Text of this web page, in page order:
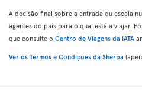
A decisão final sobre a entrada ou escala
agentes do país para o qual está a viajar.
que consulte o Centro de Viagens da IATA
Ver os Termos e Condições da Sherpa